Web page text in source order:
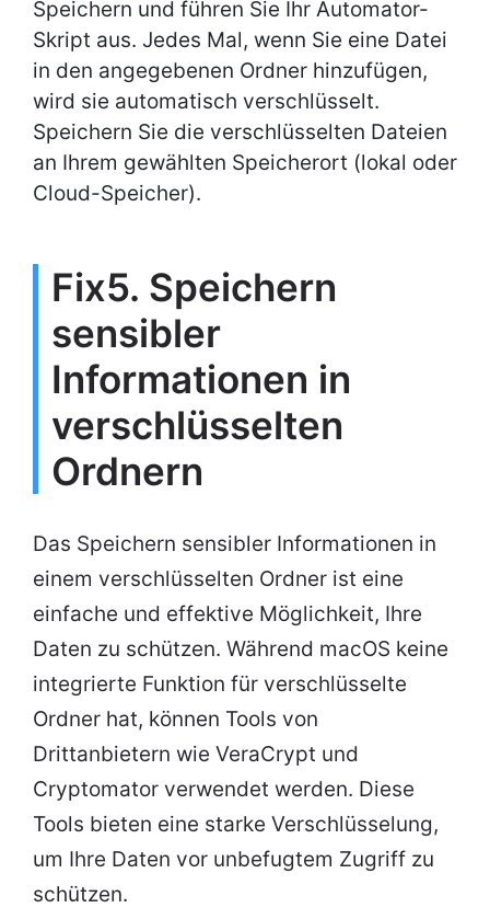
Speichern und führen Sie Ihr Automator-
Skript aus. Jedes Mal, wenn Sie eine Datei
in den angegebenen Ordner hinzufügen,
wird sie automatisch verschlüsselt.
Speichern Sie die verschlüsselten Dateien
an Ihrem gewählten Speicherort (lokal oder
Cloud-Speicher).
Fix5. Speichern
sensibler
Informationen in
verschlüsselten
Ordnern
Das Speichern sensibler Informationen in
einem verschlüsselten Ordner ist eine
einfache und effektive Möglichkeit, Ihre
Daten zu schützen. Während macOS keine
integrierte Funktion für verschlüsselte
Ordner hat, können Tools von
Drittanbietern wie VeraCrypt und
Cryptomator verwendet werden. Diese
Tools bieten eine starke Verschlüsselung,
um Ihre Daten vor unbefugtem Zugriff zu
schützen.